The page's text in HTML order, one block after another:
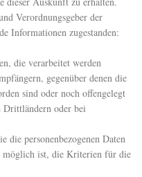
Verordnungsgeber der
Informationen zugestanden:
die verarbeitet werden
gegenüber denen die
sind oder noch offengelegt
Drittländern oder bei
die personenbezogenen Daten
möglich ist, die Kriterien für die